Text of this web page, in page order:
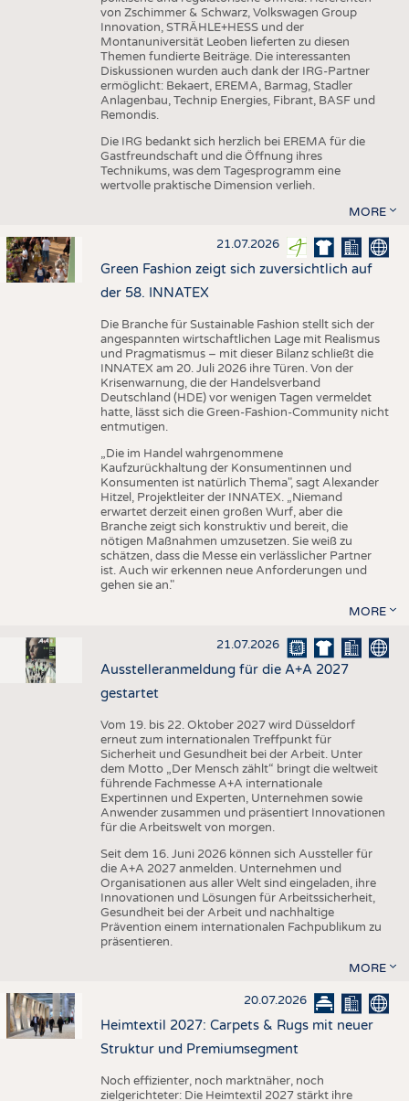
von Zschimmer & Schwarz, Volkswagen Group
Innovation, STRÄHLE+HESS und der
Montanuniversität Leoben lieferten zu diesen
Themen fundierte Beiträge. Die interessanten
Diskussionen wurden auch dank der IRG-Partner
ermöglicht: Bekaert, EREMA, Barmag, Stadler
Anlagenbau, Technip Energies, Fibrant, BASF und
Remondis.
Die IRG bedankt sich herzlich bei EREMA für die
Gastfreundschaft und die Öffnung ihres
Technikums, was dem Tagesprogramm eine
wertvolle praktische Dimension verlieh.
MORE
21.07.2026
Green Fashion zeigt sich zuversichtlich auf
der 58. INNATEX
Die Branche für Sustainable Fashion stellt sich der
angespannten wirtschaftlichen Lage mit Realismus
und Pragmatismus – mit dieser Bilanz schließt die
INNATEX am 20. Juli 2026 ihre Türen. Von der
Krisenwarnung, die der Handelsverband
Deutschland (HDE) vor wenigen Tagen vermeldet
hatte, lässt sich die Green-Fashion-Community nicht
entmutigen.
„Die im Handel wahrgenommene
Kaufzurückhaltung der Konsumentinnen und
Konsumenten ist natürlich Thema", sagt Alexander
Hitzel, Projektleiter der INNATEX. „Niemand
erwartet derzeit einen großen Wurf, aber die
Branche zeigt sich konstruktiv und bereit, die
nötigen Maßnahmen umzusetzen. Sie weiß zu
schätzen, dass die Messe ein verlässlicher Partner
ist. Auch wir erkennen neue Anforderungen und
gehen sie an."
MORE
21.07.2026
Ausstelleranmeldung für die A+A 2027
gestartet
Vom 19. bis 22. Oktober 2027 wird Düsseldorf
erneut zum internationalen Treffpunkt für
Sicherheit und Gesundheit bei der Arbeit. Unter
dem Motto „Der Mensch zählt“ bringt die weltweit
führende Fachmesse A+A internationale
Expertinnen und Experten, Unternehmen sowie
Anwender zusammen und präsentiert Innovationen
für die Arbeitswelt von morgen.
Seit dem 16. Juni 2026 können sich Aussteller für
die A+A 2027 anmelden. Unternehmen und
Organisationen aus aller Welt sind eingeladen, ihre
Innovationen und Lösungen für Arbeitssicherheit,
Gesundheit bei der Arbeit und nachhaltige
Prävention einem internationalen Fachpublikum zu
präsentieren.
MORE
20.07.2026
Heimtextil 2027: Carpets & Rugs mit neuer
Struktur und Premiumsegment
Noch effizienter, noch marktnäher, noch
zielgerichteter: Die Heimtextil 2027 stärkt ihre